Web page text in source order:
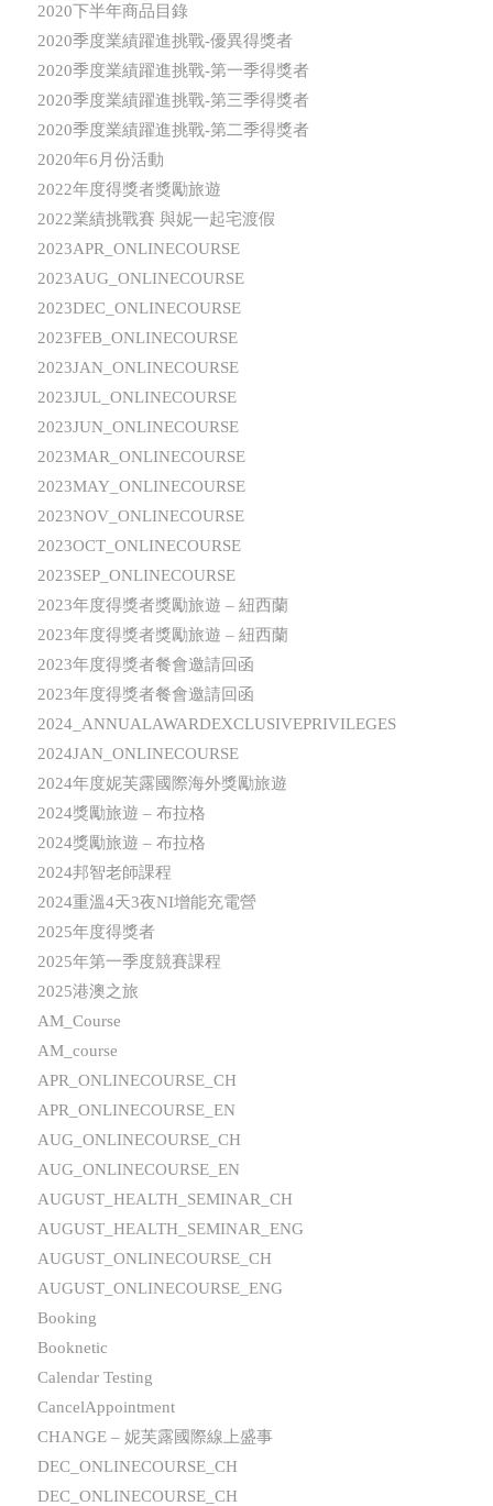
2020下半年商品目錄
2020季度業績躍進挑戰-優異得獎者
2020季度業績躍進挑戰-第一季得獎者
2020季度業績躍進挑戰-第三季得獎者
2020季度業績躍進挑戰-第二季得獎者
2020年6月份活動
2022年度得獎者獎勵旅遊
2022業績挑戰賽 與妮一起宅渡假
2023APR_ONLINECOURSE
2023AUG_ONLINECOURSE
2023DEC_ONLINECOURSE
2023FEB_ONLINECOURSE
2023JAN_ONLINECOURSE
2023JUL_ONLINECOURSE
2023JUN_ONLINECOURSE
2023MAR_ONLINECOURSE
2023MAY_ONLINECOURSE
2023NOV_ONLINECOURSE
2023OCT_ONLINECOURSE
2023SEP_ONLINECOURSE
2023年度得獎者獎勵旅遊 – 紐西蘭
2023年度得獎者獎勵旅遊 – 紐西蘭
2023年度得獎者餐會邀請回函
2023年度得獎者餐會邀請回函
2024_ANNUALAWARDEXCLUSIVEPRIVILEGES
2024JAN_ONLINECOURSE
2024年度妮芙露國際海外獎勵旅遊
2024獎勵旅遊 – 布拉格
2024獎勵旅遊 – 布拉格
2024邦智老師課程
2024重溫4天3夜NI增能充電營
2025年度得獎者
2025年第一季度競賽課程
2025港澳之旅
AM_Course
AM_course
APR_ONLINECOURSE_CH
APR_ONLINECOURSE_EN
AUG_ONLINECOURSE_CH
AUG_ONLINECOURSE_EN
AUGUST_HEALTH_SEMINAR_CH
AUGUST_HEALTH_SEMINAR_ENG
AUGUST_ONLINECOURSE_CH
AUGUST_ONLINECOURSE_ENG
Booking
Booknetic
Calendar Testing
CancelAppointment
CHANGE – 妮芙露國際線上盛事
DEC_ONLINECOURSE_CH
DEC_ONLINECOURSE_CH